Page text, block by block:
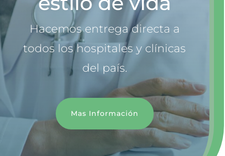
Hacemos entrega directa a
todos los hospitales y clínicas
del país.
Mas Información